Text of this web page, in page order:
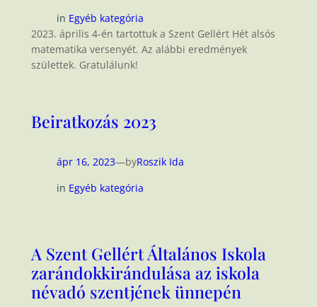
in Egyéb kategória
2023. április 4-én tartottuk a Szent Gellért Hét alsós
matematika versenyét. Az alábbi eredmények
születtek. Gratulálunk!
Beiratkozás 2023
ápr 16, 2023—byRoszik Ida
in Egyéb kategória
A Szent Gellért Általános Iskola
zarándokkirándulása az iskola
névadó szentjének ünnepén